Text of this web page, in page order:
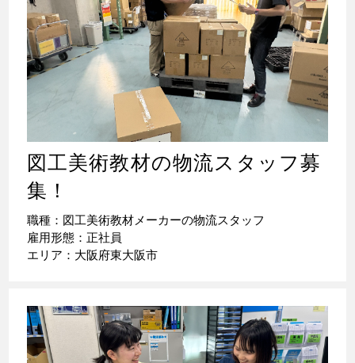
図工美術教材の物流スタッフ募
集！
職種：図工美術教材メーカーの物流スタッフ
雇用形態：正社員
エリア：大阪府東大阪市